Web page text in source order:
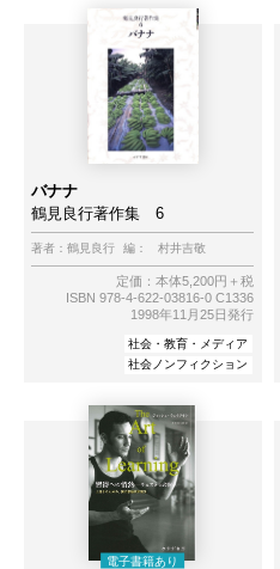
バナナ
鶴見良行著作集 6
著者： 鶴見良行 編： 村井吉敬
定価：本体5,200円＋税
ISBN 978-4-622-03816-0 C1336
1998年11月25日発行
社会・教育・メディア
社会ノンフィクション